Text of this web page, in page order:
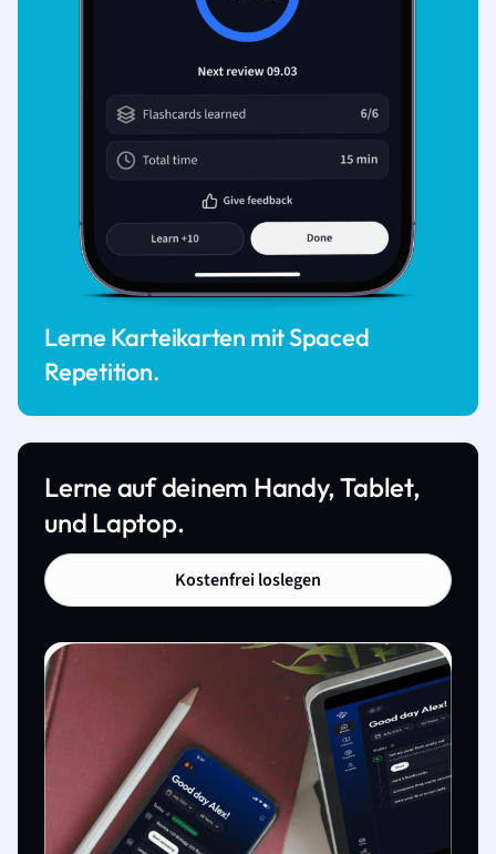
Lerne Karteikarten mit Spaced
Repetition.
Lerne auf deinem Handy, Tablet,
und Laptop.
Kostenfrei loslegen